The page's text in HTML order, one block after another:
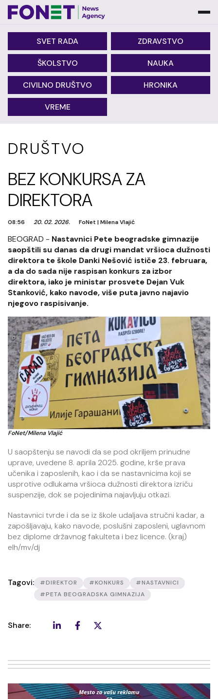
SVET RADA ZDRAVSTVO
ŠKOLSTVO NAUKA
CIVILNO DRUŠTVO HRONIKA
VREME
DRUŠTVO
BEZ KONKURSA ZA
DIREKTORA
08:56 20. 02. 2026. FoNet |Milena Vlajić
BEOGRAD - Nastavnici Pete beogradske gimnazije
saopštili su danas da drugi mandat vršioca dužnosti
direktora te škole Danki Nešović ističe 23. februara,
a da do sada nije raspisan konkurs za izbor
direktora, iako je ministar prosvete Dejan Vuk
Stanković, kako navode, više puta javno najavio
njegovo raspisivanje.
FoNet/Milena Vlajić
U saopštenju se navodi da se pod okriljem prinudne
uprave, uvedene 8. aprila 2025. godine, krše prava
učenika i zaposlenih, kao i da se nastavnicima koji se
usprotive odlukama vršioca dužnosti direktora izriču
suspenzije, dok se pojedinima najavljuju otkazi.
Nastavnici tvrde i da se iz škole udaljava stručni kadar, a
zapošljavaju, kako navode, poslušni zaposleni, uglavnom
bez diplome državnog fakulteta i bez licence. (kraj)
elh/mv/dj
Tagovi: #DIREKTOR #KONKURS
#NASTAVNICI
#PETA BEOGRADSKA GIMNAZIJA
Share: